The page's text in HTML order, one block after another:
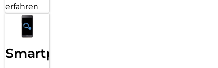
erfahren
Smartphone